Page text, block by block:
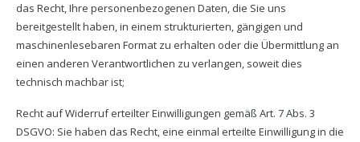
das Recht, Ihre personenbezogenen Daten, die Sie uns
bereitgestellt haben, in einem strukturierten, gängigen und
maschinenlesebaren Format zu erhalten oder die Übermittlung an
einen anderen Verantwortlichen zu verlangen, soweit dies
technisch machbar ist;
Recht auf Widerruf erteilter Einwilligungen gemäß Art. 7 Abs. 3
DSGVO: Sie haben das Recht, eine einmal erteilte Einwilligung in die